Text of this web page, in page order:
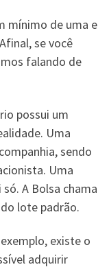
mínimo de uma e
se você
falando de
possui um
Uma
sendo
Uma
A Bolsa chama
lote padrão.
existe o
adquirir